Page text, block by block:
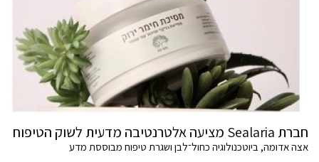
חברת Sealaria מציעה אלטרנטיבה מדעית לשוק הטיפוח
אצה אדומה, ביוטכנולוגיה כחול־לבן ושגרת טיפוח מבוססת מדע